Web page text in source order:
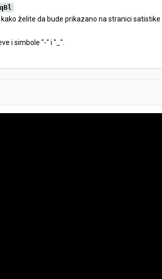
želite da bude prikazano na stranici
i simbole "-" i "_".